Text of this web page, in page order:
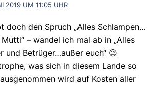
2019 UM 11:05 UHR
doch den Spruch „Alles Schlampen…
– wandel ich mal ab in „Alles
und Betrüger…außer euch“ 😉
was sich in diesem Lande so
wird auf Kosten aller